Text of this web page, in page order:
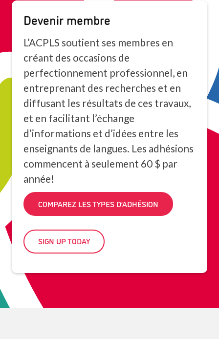
Devenir membre
L’ACPLS soutient ses membres en
créant des occasions de
perfectionnement professionnel, en
entreprenant des recherches et en
diffusant les résultats de ces travaux,
et en facilitant l’échange
d’informations et d’idées entre les
enseignants de langues. Les adhésions
commencent à seulement 60 $ par
année!
COMPAREZ LES TYPES D’ADHÉSION
SIGN UP TODAY